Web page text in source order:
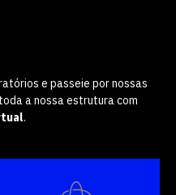
e passeie por nossas
a nossa estrutura com
.